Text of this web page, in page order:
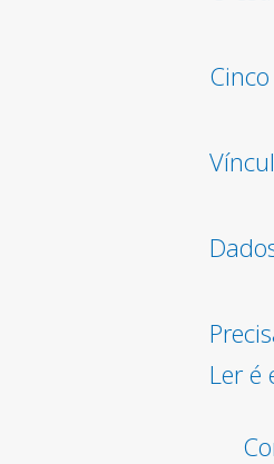
Ler é